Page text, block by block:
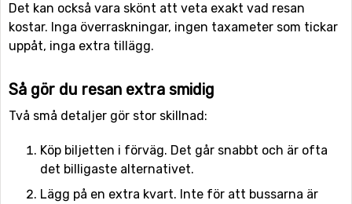
Det kan också vara skönt att veta exakt vad resan
kostar. Inga överraskningar, ingen taxameter som tickar
uppåt, inga extra tillägg.
Så gör du resan extra smidig
Två små detaljer gör stor skillnad:
Köp biljetten i förväg. Det går snabbt och är ofta
det billigaste alternativet.
Lägg på en extra kvart. Inte för att bussarna är